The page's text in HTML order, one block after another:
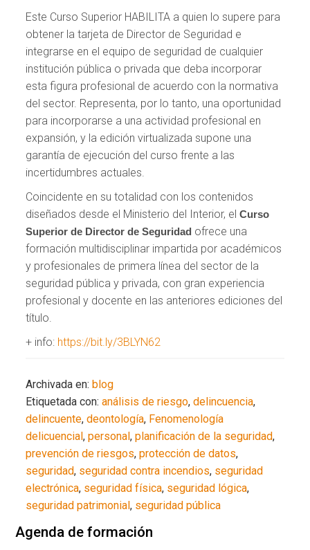
Este Curso Superior HABILITA a quien lo supere para
obtener la tarjeta de Director de Seguridad e
integrarse en el equipo de seguridad de cualquier
institución pública o privada que deba incorporar
esta figura profesional de acuerdo con la normativa
del sector. Representa, por lo tanto, una oportunidad
para incorporarse a una actividad profesional en
expansión, y la edición virtualizada supone una
garantía de ejecución del curso frente a las
incertidumbres actuales.
Coincidente en su totalidad con los contenidos
diseñados desde el Ministerio del Interior, elCurso
Superior de Director de Seguridad ofrece una
formación multidisciplinar impartida por académicos
y profesionales de primera línea del sector de la
seguridad pública y privada, con gran experiencia
profesional y docente en las anteriores ediciones del
título.
+ info: https://bit.ly/3BLYN62
Archivada en:blog
Etiquetada con:análisis de riesgo,delincuencia,
delincuente,deontología, Fenomenología
delicuencial,personal,planificación de la seguridad,
prevención de riesgos,protección de datos,
seguridad, seguridad contra incendios, seguridad
electrónica, seguridad física, seguridad lógica,
seguridad patrimonial, seguridad pública
Agenda de formación